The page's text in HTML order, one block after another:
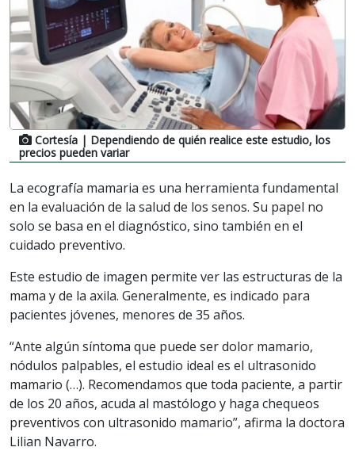
Cortesía | Dependiendo de quién realice este estudio, los
precios pueden variar
La ecografía mamaria es una herramienta fundamental
en la evaluación de la salud de los senos. Su papel no
solo se basa en el diagnóstico, sino también en el
cuidado preventivo.
Este estudio de imagen permite ver las estructuras de la
mama y de la axila. Generalmente, es indicado para
pacientes jóvenes, menores de 35 años.
“Ante algún síntoma que puede ser dolor mamario,
nódulos palpables, el estudio ideal es el ultrasonido
mamario (…). Recomendamos que toda paciente, a partir
de los 20 años, acuda al mastólogo y haga chequeos
preventivos con ultrasonido mamario”, afirma la doctora
Lilian Navarro.